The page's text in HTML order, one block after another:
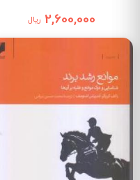
2,600,000 ریال